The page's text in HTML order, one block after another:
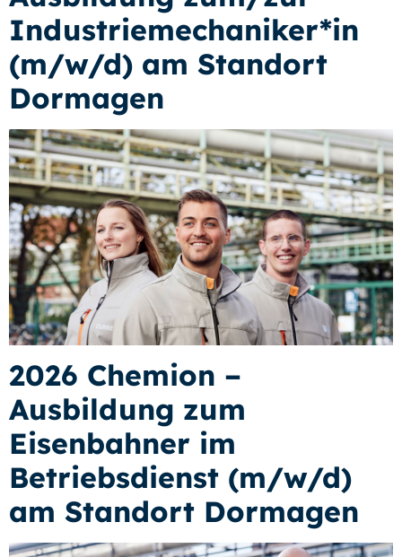
Industriemechaniker*in
(m/w/d) am Standort
Dormagen
2026 Chemion –
Ausbildung zum
Eisenbahner im
Betriebsdienst (m/w/d)
am Standort Dormagen